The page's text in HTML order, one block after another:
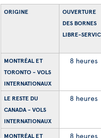
ORIGINE
OUVERTURE
DES BORNES
LIBRE-
MONTRÉAL ET
TORONTO - VOLS
INTERNATIONAUX
8 heures
LE RESTE DU
CANADA - VOLS
INTERNATIONAUX
8 heures
MONTRÉAL ET
8 heures